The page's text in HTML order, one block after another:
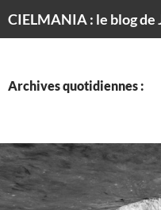
Archives quotidiennes :